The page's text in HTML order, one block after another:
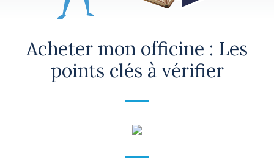
Acheter mon officine : Les
points clés à vérifier